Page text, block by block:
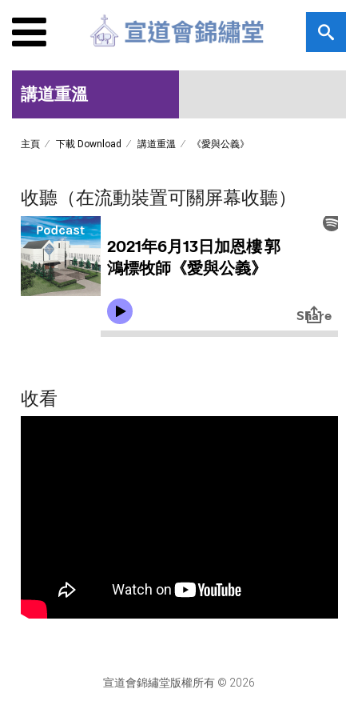
講道重溫
主頁 下載 Download 講道重溫 《愛與公義》
收聽（在流動裝置可關屏幕收聽）
收看
宣道會錦繡堂版權所有 © 2026